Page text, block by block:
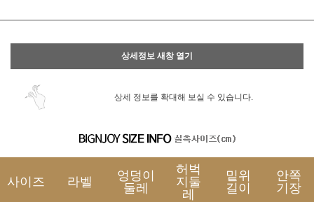
상세정보 새창 열기
상세 정보를 확대해 보실 수 있습니다.
사이즈 라벨
엉덩이
둘레
허벅
지둘
레
밑위
길이
안쪽
기장